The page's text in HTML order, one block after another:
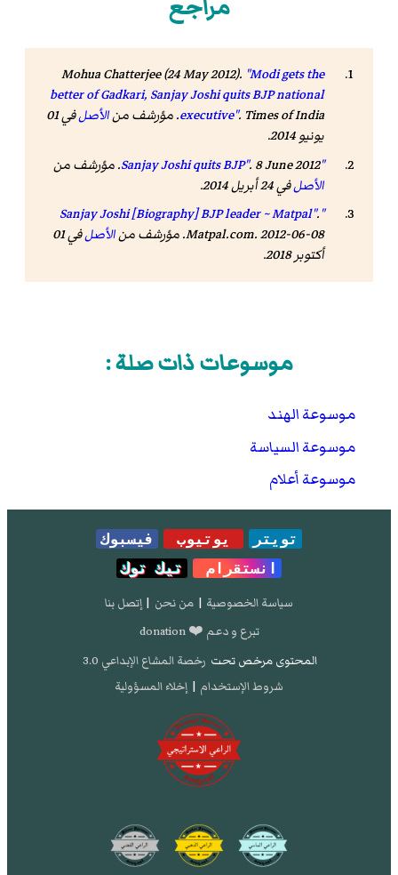
مراجع
Mohua Chatterjee (24 May 2012). "Modi gets the
better of Gadkari, Sanjay Joshi quits BJP national
executive". Times of India. مؤرشف من الأصل
في 01
يونيو 2014.
"Sanjay Joshi quits BJP". 8 June 2012. مؤرشف من
الأصلفي 24 أبريل 2014.
"Sanjay Joshi [Biography] BJP leader ~ Matpal"
.
Matpal.com. 2012-06-08. مؤرشف من
الأصل
في 01
أكتوبر 2018
.
موسوعات ذات صلة :
موسوعة الهند
موسوعة السياسة
موسوعة أعلام
تويتر يوتيوب
فيسبوك
انستقرام
تيك توك
سياسة الخصوصية | من نحن | إتصل بنا
تبرع و دعم ❤️ donation
المحتوى مرخص تحت رخصة المشاع الإبداعي 3.0
شروط الإستخدام | إخلاء المسؤولية